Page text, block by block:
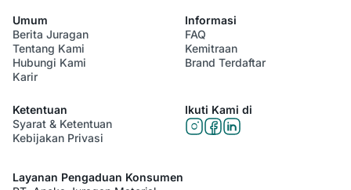
Umum
Berita Juragan
Tentang Kami
Hubungi Kami
Karir
Informasi
FAQ
Kemitraan
Brand Terdaftar
Ketentuan
Syarat & Ketentuan
Kebijakan Privasi
Ikuti Kami di
Layanan Pengaduan Konsumen